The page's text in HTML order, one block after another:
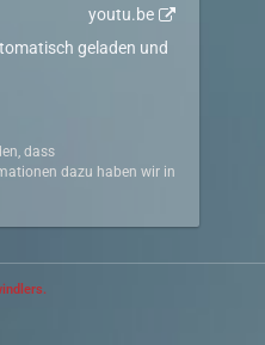
youtu.be
geladen und
dass
dazu haben wir in